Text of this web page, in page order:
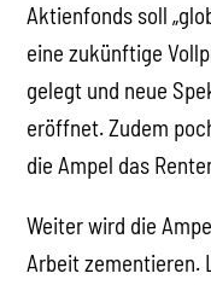
Aktienfonds soll
eine zukünftige
gelegt und neue
eröffnet. Zudem
die Ampel das
Weiter wird die
Arbeit zementieren.